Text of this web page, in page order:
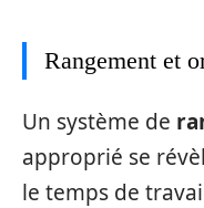
Rangement et
Un système de
approprié se
le temps de